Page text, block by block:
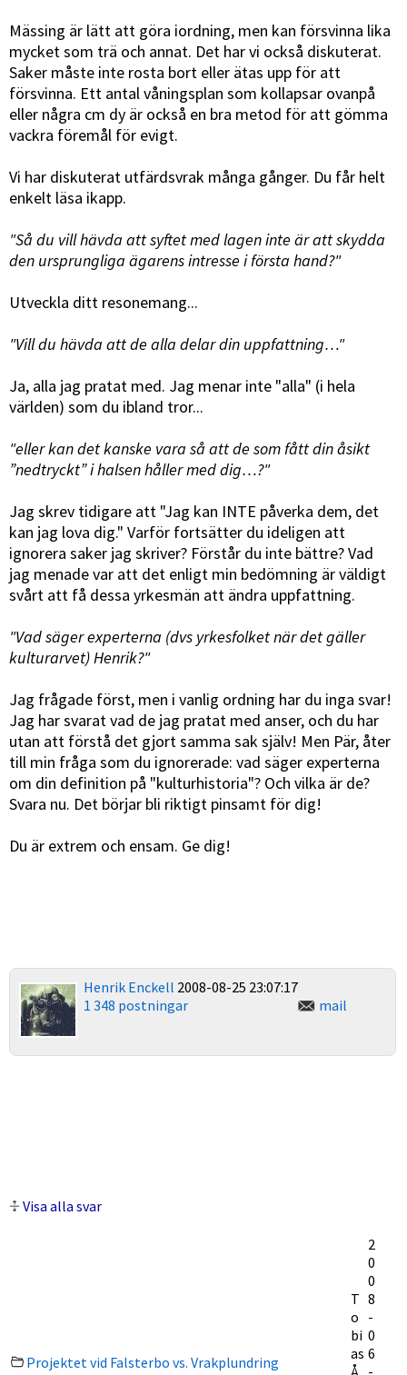
Mässing är lätt att göra iordning, men kan försvinna lika
mycket som trä och annat. Det har vi också diskuterat.
Saker måste inte rosta bort eller ätas upp för att
försvinna. Ett antal våningsplan som kollapsar ovanpå
eller några cm dy är också en bra metod för att gömma
vackra föremål för evigt.
Vi har diskuterat utfärdsvrak många gånger. Du får helt
enkelt läsa ikapp.
"Så du vill hävda att syftet med lagen inte är att skydda
den ursprungliga ägarens intresse i första hand?"
Utveckla ditt resonemang...
"Vill du hävda att de alla delar din uppfattning…"
Ja, alla jag pratat med. Jag menar inte "alla" (i hela
världen) som du ibland tror...
"eller kan det kanske vara så att de som fått din åsikt
”nedtryckt” i halsen håller med dig…?"
Jag skrev tidigare att "Jag kan INTE påverka dem, det
kan jag lova dig." Varför fortsätter du ideligen att
ignorera saker jag skriver? Förstår du inte bättre? Vad
jag menade var att det enligt min bedömning är väldigt
svårt att få dessa yrkesmän att ändra uppfattning.
"Vad säger experterna (dvs yrkesfolket när det gäller
kulturarvet) Henrik?"
Jag frågade först, men i vanlig ordning har du inga svar!
Jag har svarat vad de jag pratat med anser, och du har
utan att förstå det gjort samma sak själv! Men Pär, åter
till min fråga som du ignorerade: vad säger experterna
om din definition på "kulturhistoria"? Och vilka är de?
Svara nu. Det börjar bli riktigt pinsamt för dig!
Du är extrem och ensam. Ge dig!
Henrik Enckell 2008-08-25 23:07:17
1 348 postningar
mail
Visa alla svar
Projektet vid Falsterbo vs. Vrakplundring
T
o
bi
as
Å
2
0
0
8
-
0
6
-